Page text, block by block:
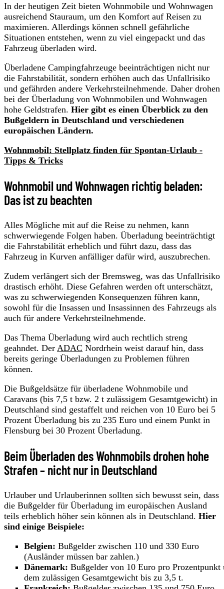
In der heutigen Zeit bieten Wohnmobile und Wohnwagen
ausreichend Stauraum, um den Komfort auf Reisen zu
maximieren. Allerdings können schnell gefährliche
Situationen entstehen, wenn zu viel eingepackt und das
Fahrzeug überladen wird.
Überladene Campingfahrzeuge beeinträchtigen nicht nur
die Fahrstabilität, sondern erhöhen auch das Unfallrisiko
und gefährden andere Verkehrsteilnehmende. Daher drohen
bei der Überladung von Wohnmobilen und Wohnwagen
hohe Geldstrafen. Hier gibt es einen Überblick zu den
Bußgeldern in Deutschland und verschiedenen
europäischen Ländern.
Wohnmobil: Stellplatz finden für Spontan-Urlaub -
Tipps & Tricks
Wohnmobil und Wohnwagen richtig beladen:
Das ist zu beachten
Alles Mögliche mit auf die Reise zu nehmen, kann
schwerwiegende Folgen haben. Überladung beeinträchtigt
die Fahrstabilität erheblich und führt dazu, dass das
Fahrzeug in Kurven anfälliger dafür wird, auszubrechen.
Zudem verlängert sich der Bremsweg, was das Unfallrisiko
drastisch erhöht. Diese Gefahren werden oft unterschätzt,
was zu schwerwiegenden Konsequenzen führen kann,
sowohl für die Insassen und Insassinnen des Fahrzeugs als
auch für andere Verkehrsteilnehmende.
Das Thema Überladung wird auch rechtlich streng
geahndet. Der ADAC Nordrhein weist darauf hin, dass
bereits geringe Überladungen zu Problemen führen
können.
Die Bußgeldsätze für überladene Wohnmobile und
Caravans (bis 7,5 t bzw. 2 t zulässigem Gesamtgewicht) in
Deutschland sind gestaffelt und reichen von 10 Euro bei 5
Prozent Überladung bis zu 235 Euro und einem Punkt in
Flensburg bei 30 Prozent Überladung.
Beim Überladen des Wohnmobils drohen hohe
Strafen – nicht nur in Deutschland
Urlauber und Urlauberinnen sollten sich bewusst sein, dass
die Bußgelder für Überladung im europäischen Ausland
teils erheblich höher sein können als in Deutschland. Hier
sind einige Beispiele:
Belgien: Bußgelder zwischen 110 und 330 Euro
(Ausländer müssen bar zahlen.)
Dänemark: Bußgelder von 10 Euro pro Prozentpunkt
dem zulässigen Gesamtgewicht bis zu 3,5 t.